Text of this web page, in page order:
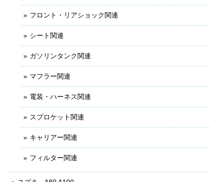
フロント・リアショック関連
シート関連
ガソリンタンク関連
マフラー関連
電装・ハーネス関連
スプロケット関連
キャリアー関連
フィルター関連